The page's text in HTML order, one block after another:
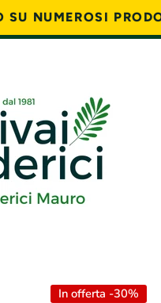
NUMEROSI
In offerta -30%